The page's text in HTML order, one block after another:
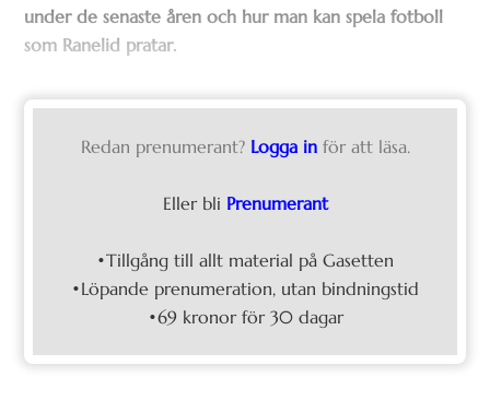
under de senaste åren och hur man kan spela fotboll
som Ranelid pratar.
Redan prenumerant? Logga in för att läsa.
Eller bli Prenumerant
•Tillgång till allt material på Gasetten
•Löpande prenumeration, utan bindningstid
•69 kronor för 30 dagar